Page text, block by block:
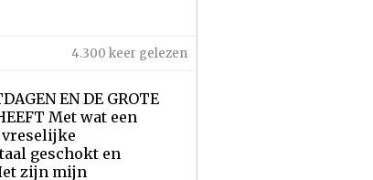
4.300 keer gelezen
EN DE GROTE
Met wat een
vreselijke
geschokt en
zijn mijn